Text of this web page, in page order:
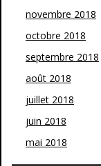
novembre 2018
octobre 2018
septembre 2018
août 2018
juillet 2018
juin 2018
mai 2018